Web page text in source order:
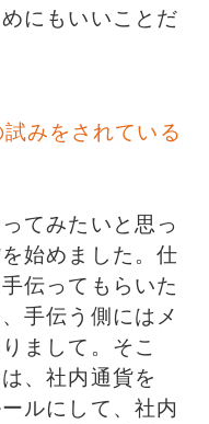
にもいいことだ
みをされている
てみたいと思っ
始めました。仕
伝ってもらいた
手伝う側にはメ
まして。そこ
、社内通貨を
ルにして、社内